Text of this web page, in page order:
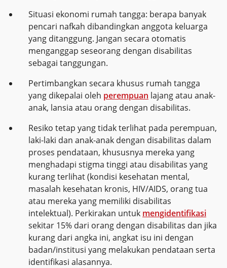
Situasi ekonomi rumah tangga: berapa banyak
pencari nafkah dibandingkan anggota keluarga
yang ditanggung. Jangan secara otomatis
menganggap seseorang dengan disabilitas
sebagai tanggungan.
Pertimbangkan secara khusus rumah tangga
yang dikepalai oleh perempuan lajang atau anak-
anak, lansia atau orang dengan disabilitas.
Resiko tetap yang tidak terlihat pada perempuan,
laki-laki dan anak-anak dengan disabilitas dalam
proses pendataan, khususnya mereka yang
menghadapi stigma tinggi atau disabilitas yang
kurang terlihat (kondisi kesehatan mental,
masalah kesehatan kronis, HIV/AIDS, orang tua
atau mereka yang memiliki disabilitas
intelektual). Perkirakan untuk mengidentifikasi
sekitar 15% dari orang dengan disabilitas dan jika
kurang dari angka ini, angkat isu ini dengan
badan/institusi yang melakukan pendataan serta
identifikasi alasannya.